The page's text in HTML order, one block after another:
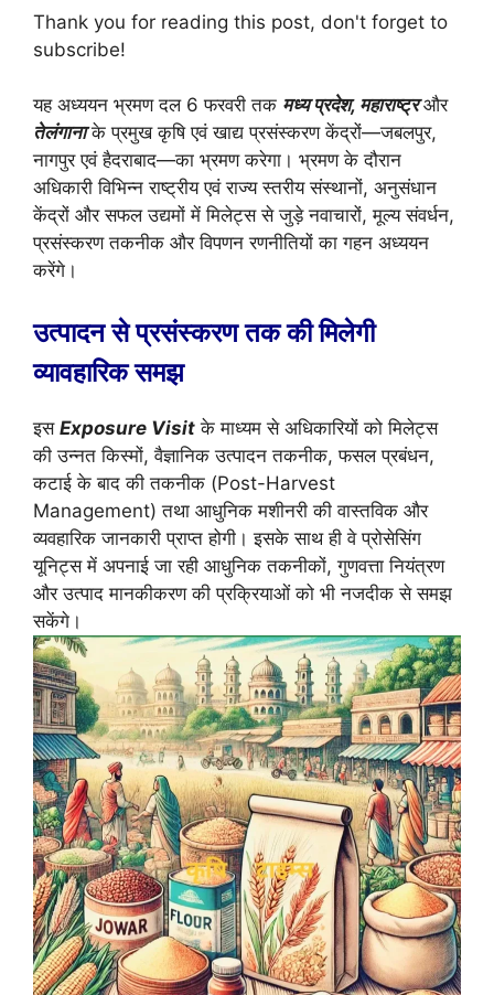
Thank you for reading this post, don't forget to
subscribe!
यह अध्ययन भ्रमण दल 6 फरवरी तक मध्य प्रदेश, महाराष्ट्रऔर
तेलंगानाके प्रमुख कृषि एवं खाद्य प्रसंस्करण केंद्रों—जबलपुर,
नागपुर एवं हैदराबाद—का भ्रमण करेगा। भ्रमण के दौरान
अधिकारी विभिन्न राष्ट्रीय एवं राज्य स्तरीय संस्थानों, अनुसंधान
केंद्रों और सफल उद्यमों में मिलेट्स से जुड़े नवाचारों, मूल्य संवर्धन,
प्रसंस्करण तकनीक और विपणन रणनीतियों का गहन अध्ययन
करेंगे।
उत्पादन से प्रसंस्करण तक की मिलेगी
व्यावहारिक समझ
इस Exposure Visit के माध्यम से अधिकारियों को मिलेट्स
की उन्नत किस्मों, वैज्ञानिक उत्पादन तकनीक, फसल प्रबंधन,
कटाई के बाद की तकनीक (Post-Harvest
Management) तथा आधुनिक मशीनरी की वास्तविक और
व्यवहारिक जानकारी प्राप्त होगी। इसके साथ ही वे प्रोसेसिंग
यूनिट्स में अपनाई जा रही आधुनिक तकनीकों, गुणवत्ता नियंत्रण
और उत्पाद मानकीकरण की प्रक्रियाओं को भी नजदीक से समझ
सकेंगे।